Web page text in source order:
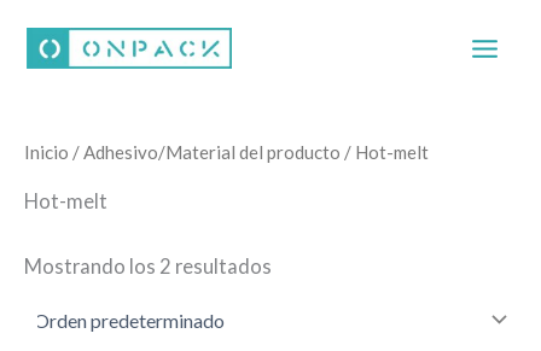
contenido
Inicio / Adhesivo/Material del producto / Hot-melt
Hot-melt
Mostrando los 2 resultados